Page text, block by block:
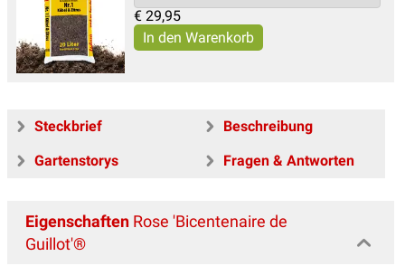
€ 29,95
Steckbrief
Beschreibung
Gartenstorys
Fragen & Antworten
Eigenschaften Rose 'Bicentenaire de
Guillot'®